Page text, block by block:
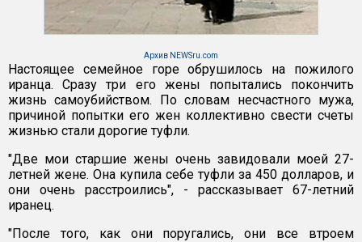
Архив NEWSru.com
Настоящее семейное горе обрушилось на пожилого
иранца. Сразу три его жены попытались покончить
жизнь самоубийством. По словам несчастного мужа,
причиной попытки его жен коллективно свести счеты
жизнью стали дорогие туфли.
"Две мои старшие жены очень завидовали моей 27-
летней жене. Она купила себе туфли за 450 долларов, и
они очень расстроились", - рассказывает 67-летний
иранец.
"После того, как они поругались, они все втроем